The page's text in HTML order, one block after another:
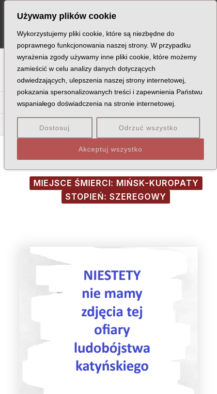
Używamy plików cookie
Wykorzystujemy pliki cookie, które są niezbędne do
poprawnego funkcjonowania naszej strony. W przypadku
wyrażenia zgody używamy inne pliki cookie, które możemy
zamieścić w celu analizy danych dotyczących
odwiedzających, ulepszenia naszej strony internetowej,
pokazania spersonalizowanych treści i zapewnienia Państwu
wspaniałego doświadczenia na stronie internetowej.
Dostosuj Odrzuć wszystko
Akceptuj wszystko
content
B C D E F G H I J K L Ł M
O P Q R S T U V W X Z
Ma Me Mi Mł Mn Mó Mr Mu
Muc Muś
MIEJSCE ŚMIERCI: MIŃSK-KUROPATY
STOPIEŃ: SZEREGOWY
navigation